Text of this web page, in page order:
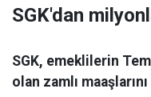
SGK'dan
SGK, emeklilerin
olan zamlı